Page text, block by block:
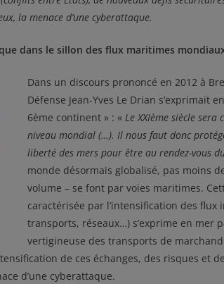
la menace d’une cyberattaque.
dans le sillon des flux maritimes
Dans un discours prononcé en 2012 à
Défense Jean-Yves Le Drian s’exprimait
6ème continent » : « Le XXIème siècle
niveau mondial (…). Il nous faut donc
liberté des mers pour être au rendez-vous du
monde désormais globalisé, pas moins
volume – se font par voies maritimes.
caractérisée par l’intensification des
transports, réseaux…) s’exprime en mer
vertigineuse des transports de
de ces échanges, des risques et
d’une cyberattaque.